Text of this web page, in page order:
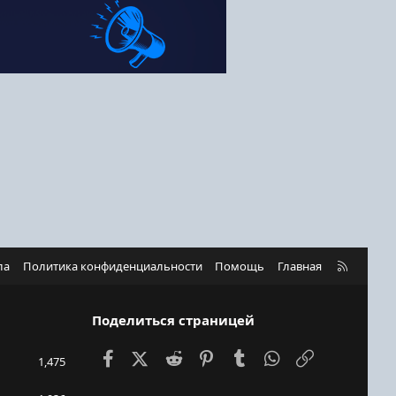
Политика конфиденциальности Помощь Главная
R
1,475
Поделиться страницей
FacebookX (Twitter)
Reddit PinterestTumblr WhatsApp